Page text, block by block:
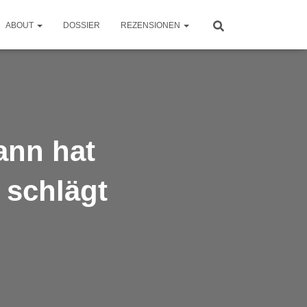
ABOUT DOSSIER REZENSIONEN
hat
schlägt